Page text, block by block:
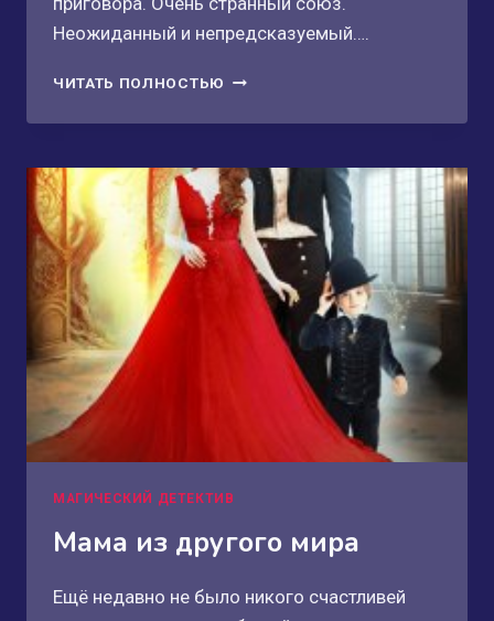
Неожиданный и непредсказуемый….
ЧИТАТЬ ПОЛНОСТЬЮ ВРЕМЯ
2
МАГИЧЕСКИЙ ДЕТЕКТИВ
Мама из другого мира
Ещё недавно не было никого счастливей